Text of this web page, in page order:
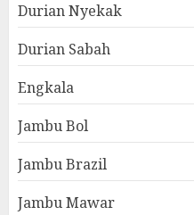
Durian Nyekak
Durian Sabah
Engkala
Jambu Bol
Jambu Brazil
Jambu Mawar